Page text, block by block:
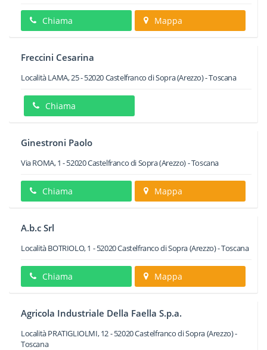
Chiama Mappa
Freccini Cesarina
Località LAMA, 25-52020Castelfranco di Sopra(Arezzo) -Toscana
Chiama
Ginestroni Paolo
Via ROMA, 1 -52020Castelfranco di Sopra(Arezzo) -Toscana
Chiama Mappa
A.b.c Srl
Località BOTRIOLO, 1 -52020Castelfranco di Sopra(Arezzo) -Toscana
Chiama Mappa
Agricola Industriale Della Faella S.p.a.
Località PRATIGLIOLMI, 12-52020Castelfranco di Sopra(Arezzo) -
Toscana